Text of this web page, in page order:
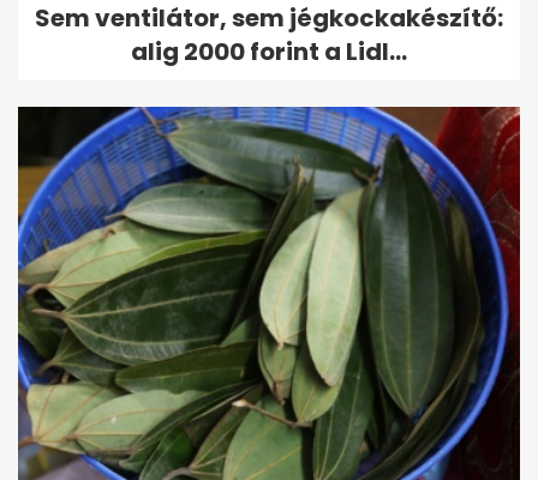
Sem ventilátor, sem jégkockakészítő:
alig 2000 forint a Lidl...